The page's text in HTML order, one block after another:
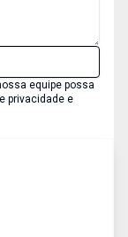
equipe possa
privacidade e